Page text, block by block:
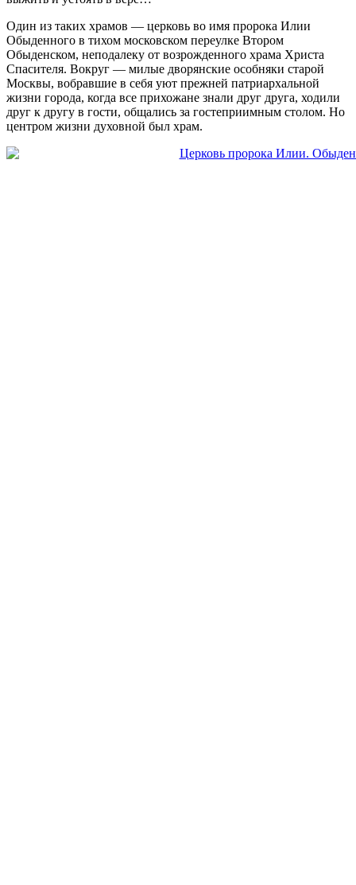
Один из таких храмов — церковь во имя пророка Илии
Обыденного в тихом московском переулке Втором
Обыденском, неподалеку от возрожденного храма Христа
Спасителя. Вокруг — милые дворянские особняки старой
Москвы, вобравшие в себя уют прежней патриархальной
жизни города, когда все прихожане знали друг друга, ходили
друг к другу в гости, общались за гостеприимным столом. Но
центром жизни духовной был храм.